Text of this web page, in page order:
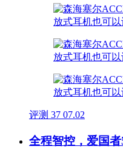
评测 37 07.02
全程智控，爱国